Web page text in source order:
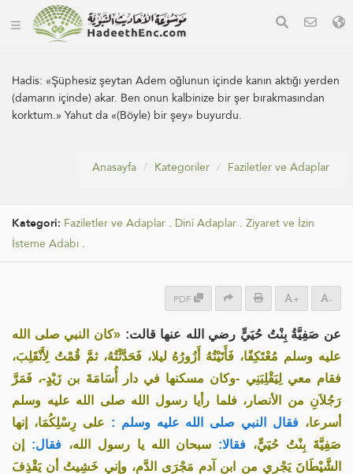
Hadis: «Şüphesiz şeytan Adem oğlunun içinde kanın aktığı yerden
(damarın içinde) akar. Ben onun kalbinize bir şer bırakmasından
korktum.» Yahut da «(Böyle) bir şey» buyurdu.
Anasayfa Kategoriler Faziletler ve Adaplar
Kategori: Faziletler ve Adaplar . Dinî Adaplar . Ziyaret ve İzin
İsteme Adabı .
PDF + -
عن صَفِيَّةُ بِنْتُ حُيَيٍّ رضي الله عنها قالت:«كان النبي صلى الله
عليه وسلم مُعْتَكِفًا، فَأَتَيْتُهُ أَزُورُهُ ليلا، فَحَدَّثْتُهُ، ثمَّ قُمْتُ لِأَنْقَلِبَ،
فقام معي لِيَقْلِبَنِي -وكان مسكنها في دار أُسَامَةَ بن زَيْدٍ-، فَمَرَّ
رَجُلاَنِ من الأنصار، فلما رأيا رسول الله صلى الله عليه وسلم
أسرعا، فقال النبي صلى الله عليه وسلم : على رِسْلِكُمَا، إنها
صَفِيَّةَ بِنْتُ حُيَيٍّ، فقالا: سبحان الله يا رسول الله، فقال: إن
الشَّيْطَانَ يَجْرِي من ابن آدم مَجْرَى الدَّمِ، وإني خَشِيتُ أن يَقْذِفَ